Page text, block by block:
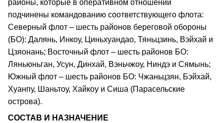
районы, которые в оперативном отношении
подчинены командованию соответствующего флота:
Северный флот – шесть районов береговой обороны
(БО): Далянь, Инкоу, Циньхуандао, Тяньцзинь, Вэйхай и
Цзяонань; Восточный флот – шесть районов БО:
Ляньюньган, Усун, Динхай, Вэньчжоу, Ниндэ и Сямынь;
Южный флот – шесть районов БО: Чжаньцзян, Бэйхай,
Хуанпу, Шаньтоу, Хайкоу и Сиша (Парасельские
острова).
СОСТАВ И НАЗНАЧЕНИЕ